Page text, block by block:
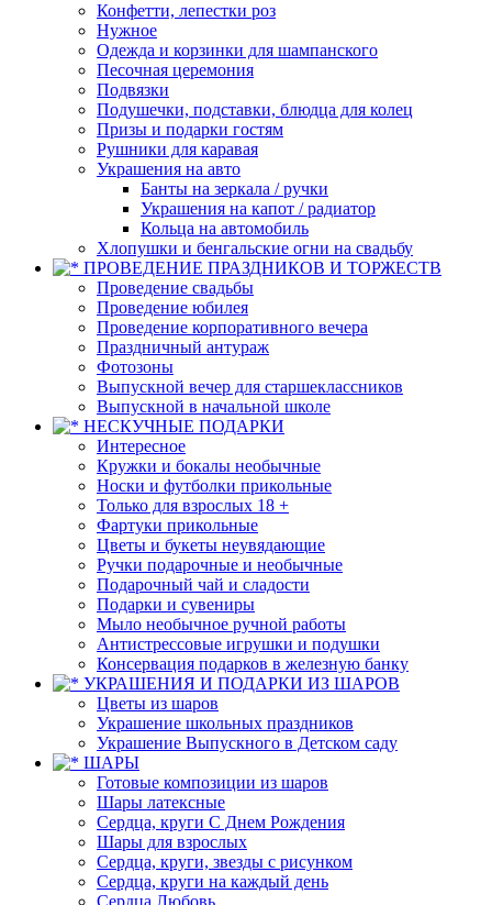
Конфетти, лепестки роз
Нужное
Одежда и корзинки для шампанского
Песочная церемония
Подвязки
Подушечки, подставки, блюдца для колец
Призы и подарки гостям
Рушники для каравая
Украшения на авто
Банты на зеркала / ручки
Украшения на капот / радиатор
Кольца на автомобиль
Хлопушки и бенгальские огни на свадьбу
ПРОВЕДЕНИЕ ПРАЗДНИКОВ И ТОРЖЕСТВ
Проведение свадьбы
Проведение юбилея
Проведение корпоративного вечера
Праздничный антураж
Фотозоны
Выпускной вечер для старшеклассников
Выпускной в начальной школе
НЕСКУЧНЫЕ ПОДАРКИ
Интересное
Кружки и бокалы необычные
Носки и футболки прикольные
Только для взрослых 18 +
Фартуки прикольные
Цветы и букеты неувядающие
Ручки подарочные и необычные
Подарочный чай и сладости
Подарки и сувениры
Мыло необычное ручной работы
Антистрессовые игрушки и подушки
Консервация подарков в железную банку
УКРАШЕНИЯ И ПОДАРКИ ИЗ ШАРОВ
Цветы из шаров
Украшение школьных праздников
Украшение Выпускного в Детском саду
ШАРЫ
Готовые композиции из шаров
Шары латексные
Сердца, круги С Днем Рождения
Шары для взрослых
Сердца, круги, звезды с рисунком
Сердца, круги на каждый день
Сердца Любовь